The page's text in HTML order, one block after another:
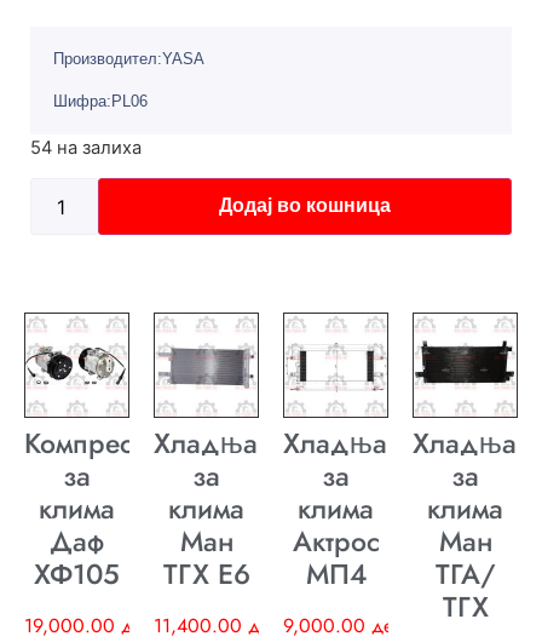
Производител:YASA
Шифра:PL06
54 на залиха
Додај во кошница
Компресор
за
клима
Даф
ХФ105
19,000.00 ден
Хладњак
за
клима
Ман
ТГХ E6
11,400.00 ден
Хладњак
за
клима
Актрос
МП4
9,000.00 ден
Хладњак
за
клима
Ман
ТГА/
ТГХ